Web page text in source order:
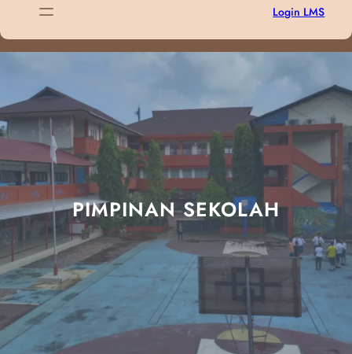
Login LMS
PIMPINAN SEKOLAH